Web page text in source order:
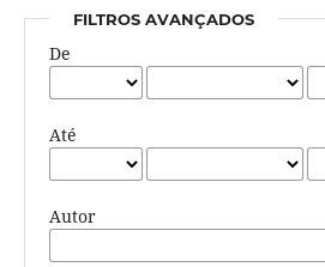
FILTROS AVANÇADOS
De
Até
Autor